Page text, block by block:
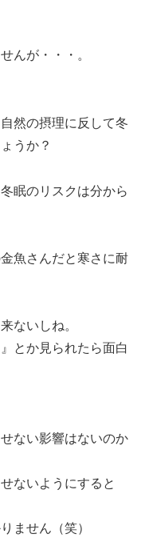
んが・・・。
然の摂理に反して冬
うか？
眠のリスクは分から
魚さんだと寒さに耐
ないしね。
とか見られたら面白
ない影響はないのか
ないようにすると
ません（笑）